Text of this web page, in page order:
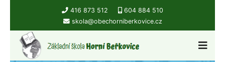
416 873 512
604 884 510
skola@obechorniberkovice.cz